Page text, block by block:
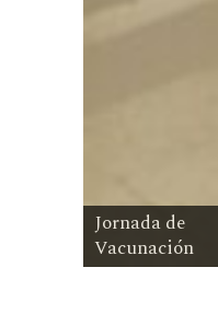
Jornada de
Vacunación